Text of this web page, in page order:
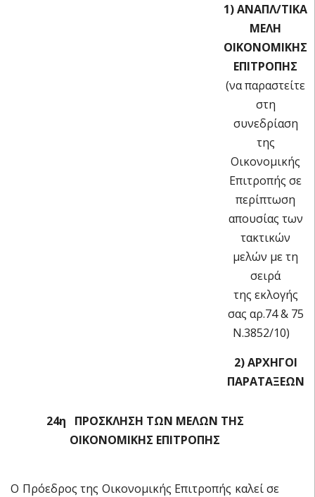
1) ΑΝΑΠΛ/ΤΙΚΑ
ΜΕΛΗ
ΟΙΚΟΝΟΜΙΚΗΣ
ΕΠΙΤΡΟΠΗΣ
(να παραστείτε
στη
συνεδρίαση
της
Οικονομικής
Επιτροπής σε
περίπτωση
απουσίας των
τακτικών
μελών με τη
σειρά
της εκλογής
σας αρ.74 & 75
Ν.3852/10)
2) ΑΡΧΗΓΟΙ
ΠΑΡΑΤΑΞΕΩΝ
24η ΠΡΟΣΚΛΗΣΗ ΤΩΝ ΜΕΛΩΝ ΤΗΣ
ΟΙΚΟΝΟΜΙΚΗΣ ΕΠΙΤΡΟΠΗΣ
Ο Πρόεδρος της Οικονομικής Επιτροπής καλεί σε